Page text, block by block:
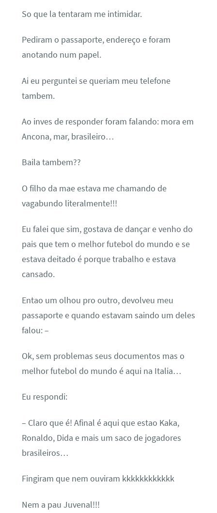
So que la tentaram me intimidar.
Pediram o passaporte, endereço e foram
anotando num papel.
Ai eu perguntei se queriam meu telefone
tambem.
Ao inves de responder foram falando: mora em
Ancona, mar, brasileiro…
Baila tambem??
O filho da mae estava me chamando de
vagabundo literalmente!!!
Eu falei que sim, gostava de dançar e venho do
pais que tem o melhor futebol do mundo e se
estava deitado é porque trabalho e estava
cansado.
Entao um olhou pro outro, devolveu meu
passaporte e quando estavam saindo um deles
falou: –
Ok, sem problemas seus documentos mas o
melhor futebol do mundo é aqui na Italia…
Eu respondi:
– Claro que é! Afinal é aqui que estao Kaka,
Ronaldo, Dida e mais um saco de jogadores
brasileiros…
Fingiram que nem ouviram kkkkkkkkkkkk
Nem a pau Juvenal!!!